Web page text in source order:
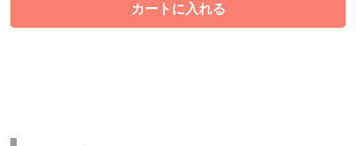
カートに入れる